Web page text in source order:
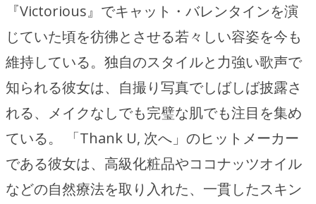
『Victorious』でキャット・バレンタインを演
じていた頃を彷彿とさせる若々しい容姿を今も
維持している。独自のスタイルと力強い歌声で
知られる彼女は、自撮り写真でしばしば披露さ
れる、メイクなしでも完璧な肌でも注目を集め
ている。 「Thank U, 次へ」のヒットメーカー
である彼女は、高級化粧品やココナッツオイル
などの自然療法を取り入れた、一貫したスキン